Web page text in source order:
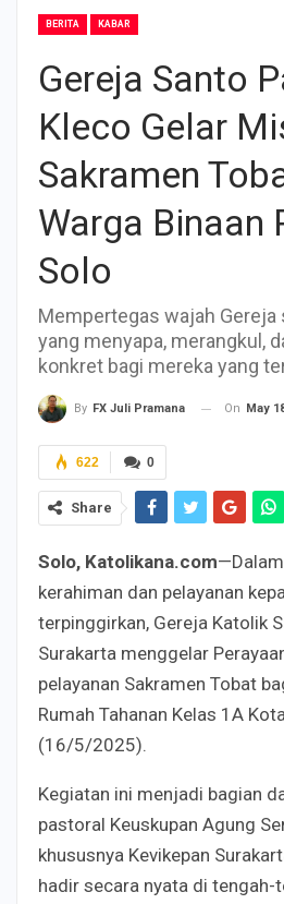
BERITA KABAR
Gereja Santo
Kleco Gelar
Sakramen
Warga Binaan
Solo
Mempertegas wajah
yang menyapa, merangkul,
konkret bagi mereka yang
By FX Juli Pramana On May
0
622
Share
Solo, Katolikana.com
kerahiman dan pelayanan
terpinggirkan, Gereja Katolik
Surakarta menggelar
pelayanan Sakramen Tobat
Rumah Tahanan Kelas 1A
(16/5/2025).
Kegiatan ini menjadi bagian
pastoral Keuskupan Agung
khususnya Kevikepan
hadir secara nyata di tengah-